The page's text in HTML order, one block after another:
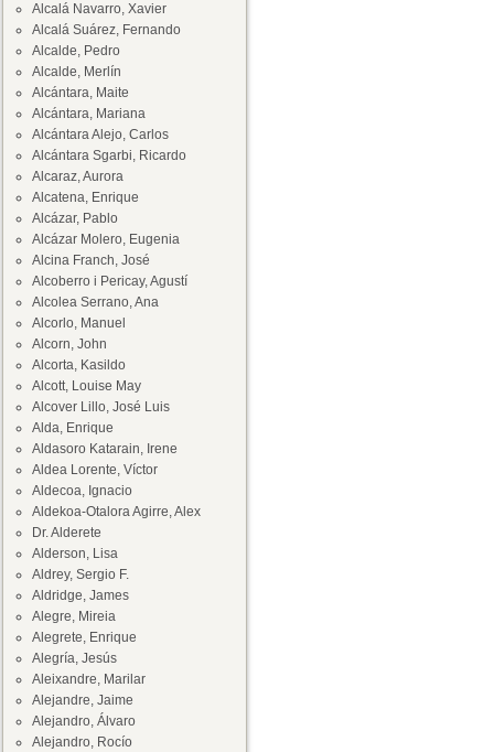
Alcalá Navarro, Xavier
Alcalá Suárez, Fernando
Alcalde, Pedro
Alcalde, Merlín
Alcántara, Maite
Alcántara, Mariana
Alcántara Alejo, Carlos
Alcántara Sgarbi, Ricardo
Alcaraz, Aurora
Alcatena, Enrique
Alcázar, Pablo
Alcázar Molero, Eugenia
Alcina Franch, José
Alcoberro i Pericay, Agustí
Alcolea Serrano, Ana
Alcorlo, Manuel
Alcorn, John
Alcorta, Kasildo
Alcott, Louise May
Alcover Lillo, José Luis
Alda, Enrique
Aldasoro Katarain, Irene
Aldea Lorente, Víctor
Aldecoa, Ignacio
Aldekoa-Otalora Agirre, Alex
Dr. Alderete
Alderson, Lisa
Aldrey, Sergio F.
Aldridge, James
Alegre, Mireia
Alegrete, Enrique
Alegría, Jesús
Aleixandre, Marilar
Alejandre, Jaime
Alejandro, Álvaro
Alejandro, Rocío